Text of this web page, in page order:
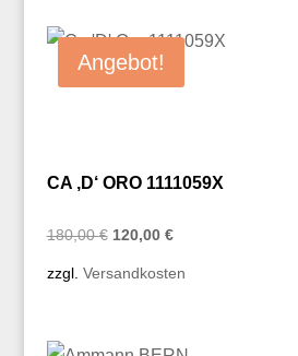
Angebot!
CA ‚D‘ ORO 1111059X
180,00€ Ursprünglicher
war:
120,00 €Aktueller
ist:
zzgl. Versandkosten